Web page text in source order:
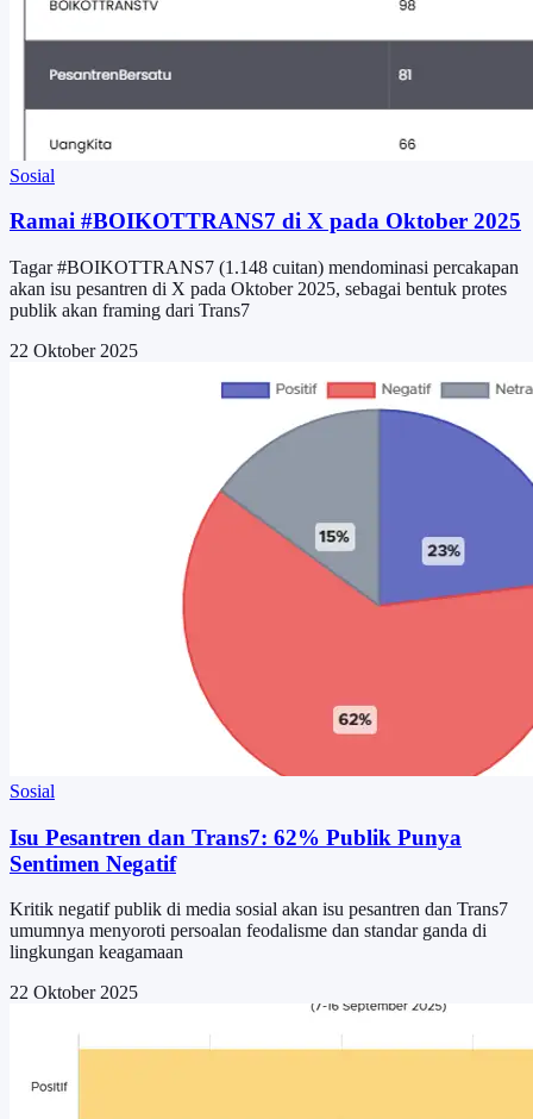
Sosial
Ramai #BOIKOTTRANS7 di X pada Oktober 2025
Tagar #BOIKOTTRANS7 (1.148 cuitan) mendominasi percakapan
akan isu pesantren di X pada Oktober 2025, sebagai bentuk protes
publik akan framing dari Trans7
22 Oktober 2025
Sosial
Isu Pesantren dan Trans7: 62% Publik Punya
Sentimen Negatif
Kritik negatif publik di media sosial akan isu pesantren dan Trans7
umumnya menyoroti persoalan feodalisme dan standar ganda di
lingkungan keagamaan
22 Oktober 2025